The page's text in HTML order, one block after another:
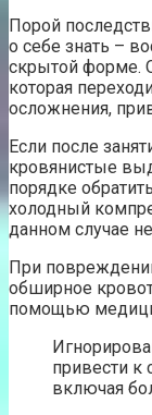
Порой
о себе знать –
скрытой форме.
которая
осложнения,
Если после
кровянистые
порядке
холодный
данном случае
При
обширное
помощью
привести к
включая